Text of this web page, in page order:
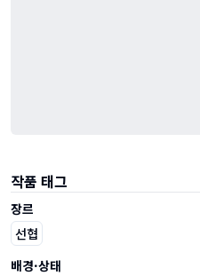
작품 태그
장르
선협
배경·상태